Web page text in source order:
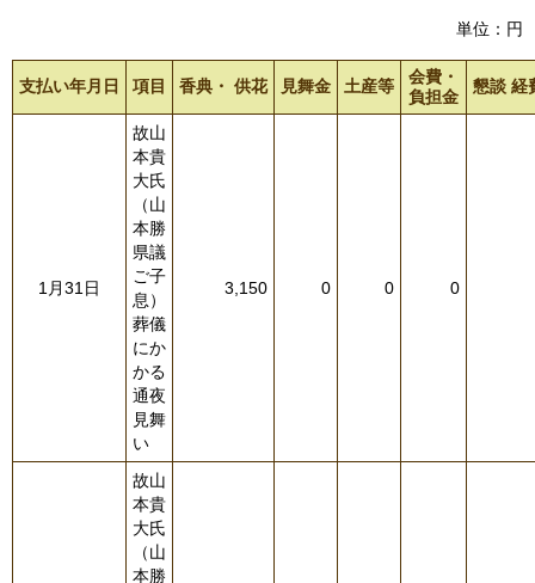
単位：円
支払い年月日 項目 香典・ 供花 見舞金 土産等
会費・
負担金
懇談 経
1月31日
故山
本貴
大氏
（山
本勝
県議
ご子
息）
葬儀
にか
かる
通夜
見舞
い
3,150 0 0 0
故山
本貴
大氏
（山
本勝